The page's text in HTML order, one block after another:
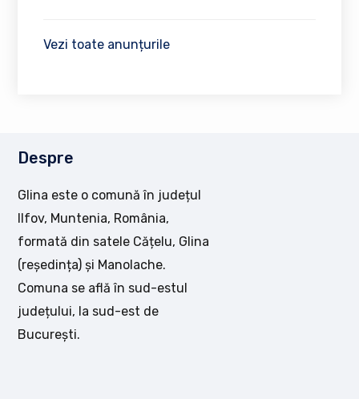
Vezi toate anunțurile
Despre
Glina este o comună în județul
Ilfov, Muntenia, România,
formată din satele Cățelu, Glina
(reședința) și Manolache.
Comuna se află în sud-estul
județului, la sud-est de
București.